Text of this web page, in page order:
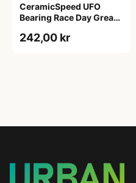
CeramicSpeed UFO
Bearing Race Day Grease
242,00 kr